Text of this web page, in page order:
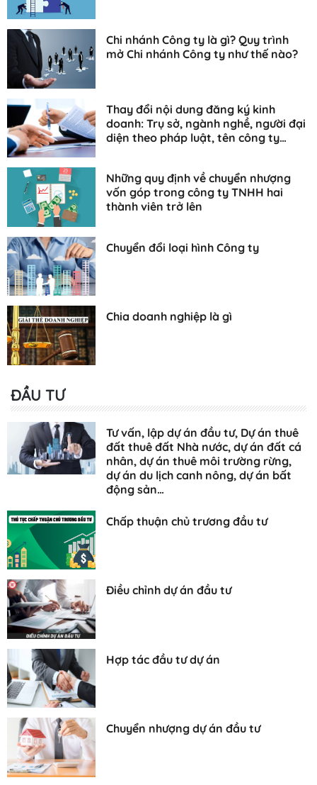
Chi nhánh Công ty là gì? Quy trình
mở Chi nhánh Công ty như thế nào?
Thay đổi nội dung đăng ký kinh
doanh: Trụ sở, ngành nghề, người đại
diện theo pháp luật, tên công ty…
Những quy định về chuyển nhượng
vốn góp trong công ty TNHH hai
thành viên trở lên
Chuyển đổi loại hình Công ty
Chia doanh nghiệp là gì
ĐẦU TƯ
Tư vấn, lập dự án đầu tư, Dự án thuê
đất thuê đất Nhà nước, dự án đất cá
nhân, dự án thuê môi trường rừng,
dự án du lịch canh nông, dự án bất
động sản…
Chấp thuận chủ trương đầu tư
Điều chỉnh dự án đầu tư
Hợp tác đầu tư dự án
Chuyển nhượng dự án đầu tư